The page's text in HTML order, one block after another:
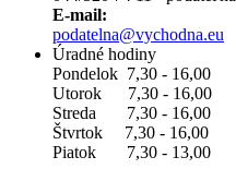
E-mail:
podatelna@vychodna.eu
Úradné hodiny
Pondelok 7,30 - 16,00
Utorok 7,30 - 16,00
Streda 7,30 - 16,00
Štvrtok 7,30 - 16,00
Piatok 7,30 - 13,00